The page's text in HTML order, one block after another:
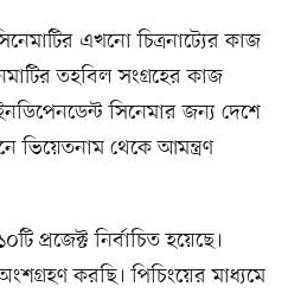
এখনো চিত্রনাট্যের কাজ
তহবিল সংগ্রহের কাজ
সিনেমার জন্য দেশে
ভিয়েতনাম থেকে আমন্ত্রণ
প্রজেক্ট নির্বাচিত হয়েছে।
করছি। পিচিংয়ের মাধ্যমে